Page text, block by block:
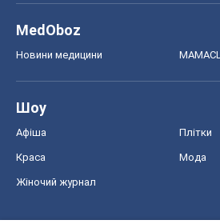
MedOboz
Новини медицини
Шоу
Афіша Плітки
Краса Мода
Жіночий журнал